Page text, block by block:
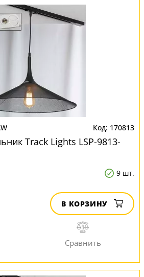
170813
Track Lights LSP-9813-
9 шт.
В КОРЗИНУ